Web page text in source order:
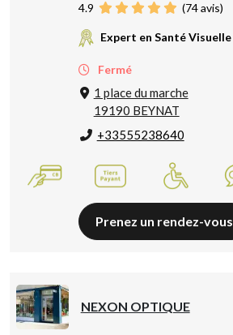
4.9 (74avis)
Expert en Santé Visuelle
Fermé
1 place du marche
19190 BEYNAT
+33555238640
Prenez un rendez-vous
NEXON OPTIQUE